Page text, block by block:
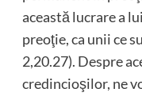
această lucrare a
preoţie, ca unii ce
2,20.27). Despre
credincioşilor, ne